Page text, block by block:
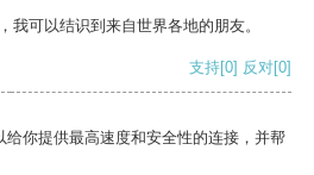
我可以结识到来自世界各地的朋友。
支持[0] 反对[0]
你提供最高速度和安全性的连接，并帮